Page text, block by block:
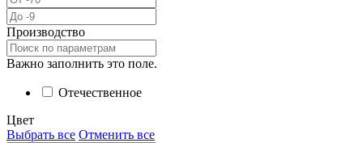
Производство
Важно заполнить это поле.
Отечественное
Цвет
Выбрать все Отменить все